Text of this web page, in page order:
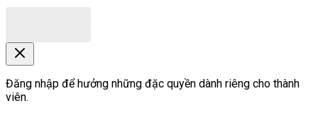
Đăng nhập để hưởng những đặc quyền dành riêng cho thành
viên.